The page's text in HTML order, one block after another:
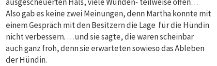
Also gab es keine zwei Meinungen, denn Martha konnte mit
einem Gespräch mit den Besitzern die Lage für die Hündin
nicht verbessern. …und sie sagte, die waren scheinbar
auch ganz froh, denn sie erwarteten sowieso das Ableben
der Hündin.